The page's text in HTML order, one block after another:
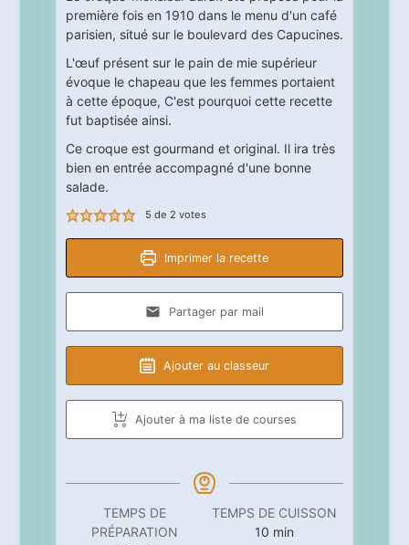
première fois en 1910 dans le menu d'un café
parisien, situé sur le boulevard des Capucines.
L'œuf présent sur le pain de mie supérieur
évoque le chapeau que les femmes portaient
à cette époque, C'est pourquoi cette recette
fut baptisée ainsi.
Ce croque est gourmand et original. Il ira très
bien en entrée accompagné d'une bonne
salade.
5 de 2 votes
Imprimer la recette
Partager par mail
Ajouter au classeur
Ajouter à ma liste de courses
TEMPS DE
PRÉPARATION
TEMPS DE CUISSON
10minutes
min